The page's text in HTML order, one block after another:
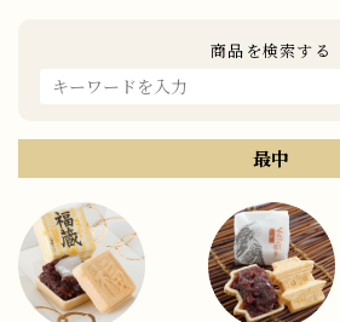
商品を検索する
最中